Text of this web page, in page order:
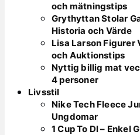
och mätningstips
Grythyttan Stolar
Historia och Värde
Lisa Larson Figurer
och Auktionstips
Nyttig billig mat
4 personer
Livsstil
Nike Tech Fleece
Ungdomar
1 Cup To Dl – Enkel